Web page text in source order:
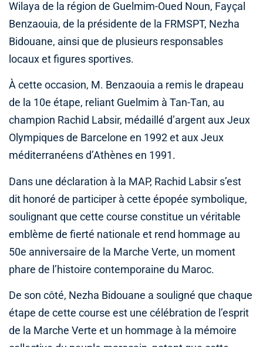
Wilaya de la région de Guelmim-Oued Noun, Fayçal
Benzaouia, de la présidente de la FRMSPT, Nezha
Bidouane, ainsi que de plusieurs responsables
locaux et figures sportives.
À cette occasion, M. Benzaouia a remis le drapeau
de la 10e étape, reliant Guelmim à Tan-Tan, au
champion Rachid Labsir, médaillé d’argent aux Jeux
Olympiques de Barcelone en 1992 et aux Jeux
méditerranéens d’Athènes en 1991.
Dans une déclaration à la MAP, Rachid Labsir s’est
dit honoré de participer à cette épopée symbolique,
soulignant que cette course constitue un véritable
emblème de fierté nationale et rend hommage au
50e anniversaire de la Marche Verte, un moment
phare de l’histoire contemporaine du Maroc.
De son côté, Nezha Bidouane a souligné que chaque
étape de cette course est une célébration de l’esprit
de la Marche Verte et un hommage à la mémoire